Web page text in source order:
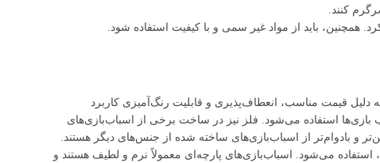
کنند.
همچنین، باید از مواد غیر سمی و با کیفیت استفاده شود.
قیمت مناسب، انعطاف‌پذیری و قابلیت رنگ‌آمیزی کاربرد
استفاده می‌شود. فلز نیز در ساخت برخی از اسباب‌بازی‌های
و بادوام‌تر از اسباب‌بازی‌های ساخته شده از جنس‌های دیگر هستند.
می‌شود. اسباب‌بازی‌های پارچه‌ای معمولاً نرم و لطیف هستند و